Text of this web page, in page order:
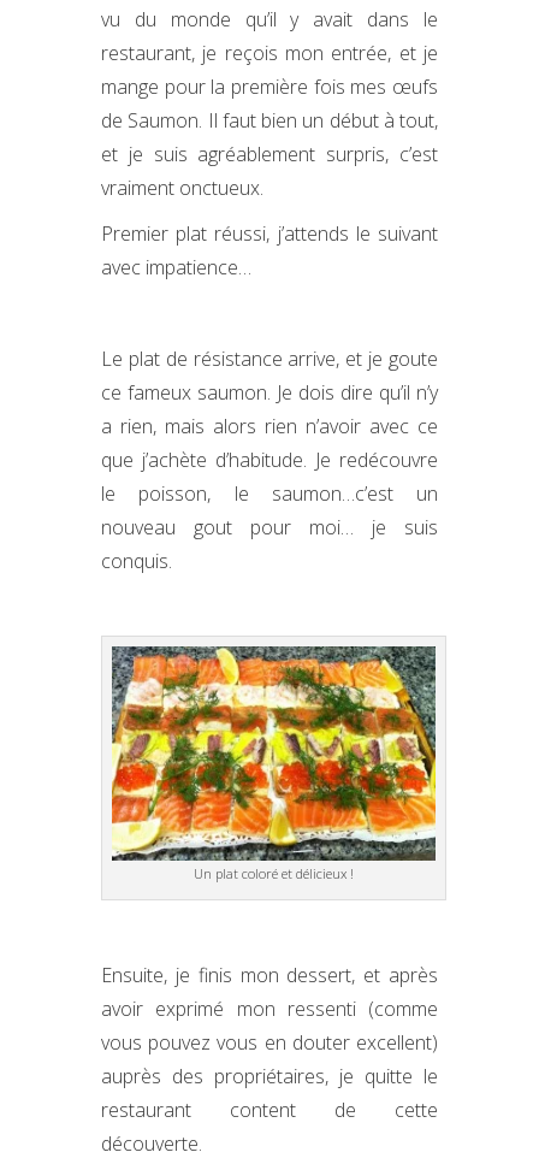
vu du monde qu’il y avait dans le
restaurant, je reçois mon entrée, et je
mange pour la première fois mes œufs
de Saumon. Il faut bien un début à tout,
et je suis agréablement surpris, c’est
vraiment onctueux.
Premier plat réussi, j’attends le suivant
avec impatience…
Le plat de résistance arrive, et je goute
ce fameux saumon. Je dois dire qu’il n’y
a rien, mais alors rien n’avoir avec ce
que j’achète d’habitude. Je redécouvre
le poisson, le saumon…c’est un
nouveau gout pour moi… je suis
conquis.
Un plat coloré et délicieux !
Ensuite, je finis mon dessert, et après
avoir exprimé mon ressenti (comme
vous pouvez vous en douter excellent)
auprès des propriétaires, je quitte le
restaurant content de cette
découverte.